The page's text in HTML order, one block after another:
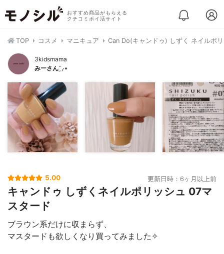
おすすめ商品がもらえる
クチコミポイ活サイト
TOP コスメ マニキュア Can Do(キャンドゥ) しずく ネイルポ
3kidsmama
みーさん¨̮⸝⋆
5.00 更新日時：6ヶ月以上前
キャンドゥ しずくネイルポリッシュ 07マ
スタード
ブラウン系だけに収まらず、
マスタードも欲しくなり買ってみました✧